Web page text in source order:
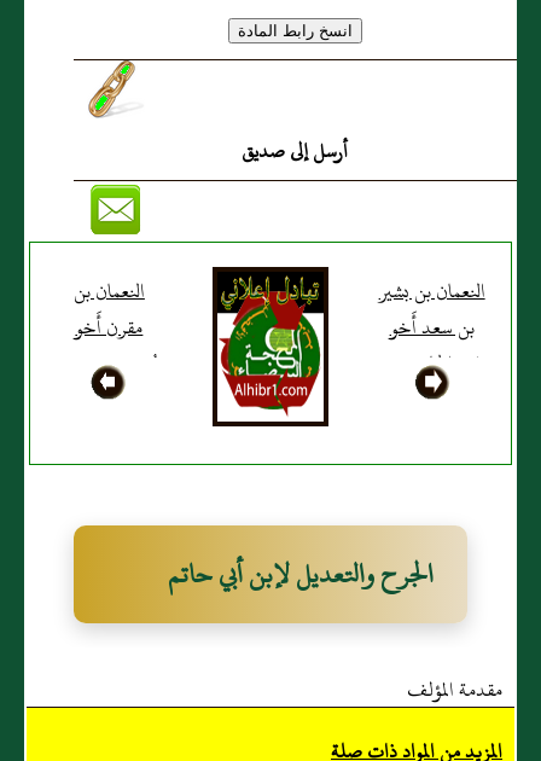
أرسل إلى صديق
النعمان بن بشير
بن سعد أَخو
بَني الحارث بن
خزرج
عَبد الله
النعمان بن
مقرن أَخو
سُويد بن مقرن،
له صُحبةٌ، قتل
ويُكنى أَبَا
الجرح والتعديل لإبن أبي حاتم
مقدمة المؤلف
المزيد من المواد ذات صلة